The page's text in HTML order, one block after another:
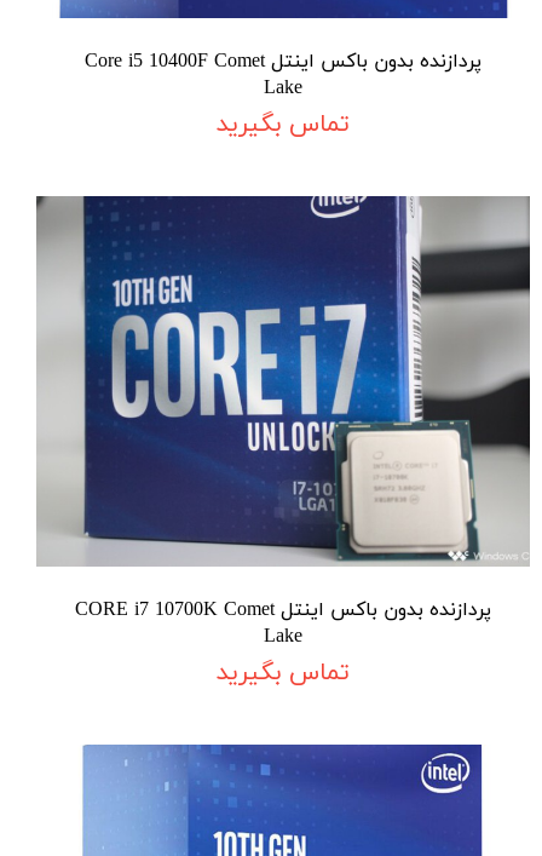
پردازنده بدون باکس اینتل Core i5 10400F Comet
Lake
تماس بگیرید
پردازنده بدون باکس اینتل CORE i7 10700K Comet
Lake
تماس بگیرید